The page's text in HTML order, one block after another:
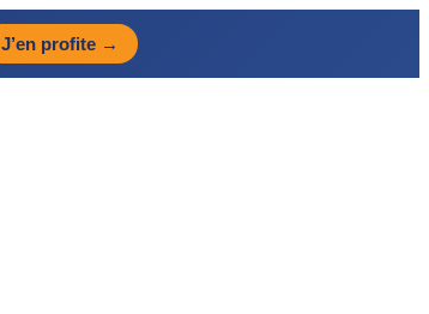
J’en profite →